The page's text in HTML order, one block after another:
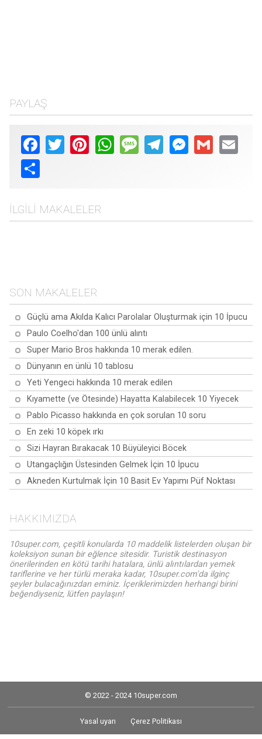
PAYLAŞ
Facebook
Twitter PinterestWhatsAppMessageTelegramMessenger
Gmail Email
Share
İLGILI MAKALELER
SON MAKALELER
Güçlü ama Akılda Kalıcı Parolalar Oluşturmak için 10 İpucu
Paulo Coelho'dan 100 ünlü alıntı
Super Mario Bros hakkında 10 merak edilen.
Dünyanın en ünlü 10 tablosu
Yeti Yengeci hakkında 10 merak edilen
Kıyamette (ve Ötesinde) Hayatta Kalabilecek 10 Yiyecek
Pablo Picasso hakkında en çok sorulan 10 soru
En zeki 10 köpek ırkı
Sizi Hayran Bırakacak 10 Büyüleyici Böcek
Utangaçlığın Üstesinden Gelmek İçin 10 İpucu
Akneden Kurtulmak İçin 10 Basit Ev Yapımı Püf Noktası
HAKKIMIZDA
10super.com, çeşitli konularda 10 maddelik listelerden oluşan bir
koleksiyon sunan bir eğlence sitesidir. Turistik destinasyon
önerilerinden en kötü tarihi hatalara, ünlü alıntılardan yemek
tariflerine ve her türlü meraka kadar, 10super.com'da ilginç
şeyler bulacağınızdan eminiz. İçeriklerimizden herhangi birini
beğendiyseniz, lütfen paylaşın!
© 2022 - 2024 10super.com
Yasal uyarı Çerez Politikası